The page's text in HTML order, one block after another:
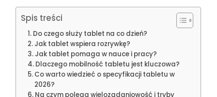
Spis treści
Do czego służy tablet na co dzień?
Jak tablet wspiera rozrywkę?
Jak tablet pomaga w nauce i pracy?
Dlaczego mobilność tabletu jest kluczowa?
Co warto wiedzieć o specyfikacji tabletu w
2026?
Na czym polega wielozadaniowość i tryby